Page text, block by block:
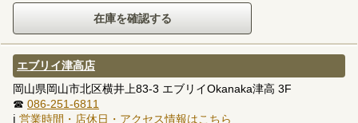
エブリイ津高店
岡山県岡山市北区横井上83-3 エブリイOkanaka津高 3F
☎ 086-251-6811
ℹ 営業時間・店休日・アクセス情報はこちら